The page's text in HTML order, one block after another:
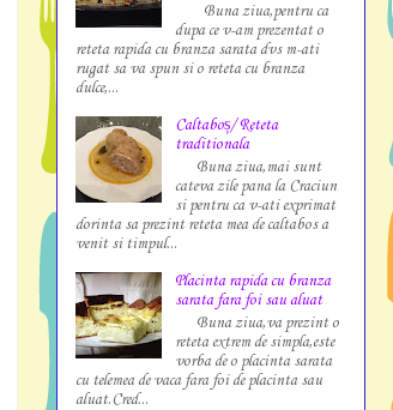
Buna ziua,pentru ca
dupa ce v-am prezentat o
reteta rapida cu branza sarata dvs m-ati
rugat sa va spun si o reteta cu branza
dulce,...
Caltaboș/ Reteta
traditionala
Buna ziua,mai sunt
cateva zile pana la Craciun
si pentru ca v-ati exprimat
dorinta sa prezint reteta mea de caltabos a
venit si timpul...
Placinta rapida cu branza
sarata fara foi sau aluat
Buna ziua,va prezint o
reteta extrem de simpla,este
vorba de o placinta sarata
cu telemea de vaca fara foi de placinta sau
aluat.Cred...